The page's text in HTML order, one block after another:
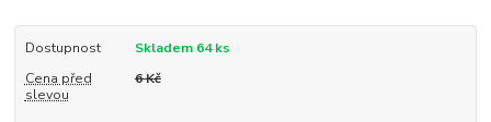
Dostupnost
Skladem 64 ks
Cena před
slevou
6 Kč